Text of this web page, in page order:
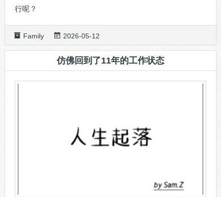
行呢？
Family 2026-05-12
仿佛回到了11年的工作状态